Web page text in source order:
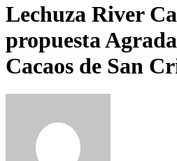
Lechuza River
propuesta
Cacaos de San